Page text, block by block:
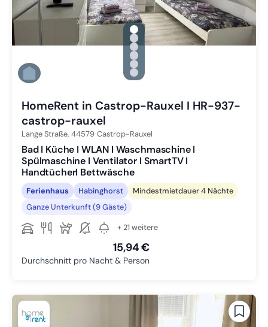
gallery.slide_selector
Zu Slide 1 wechseln
Zu Slide 2 wechseln
Zu Slide 3 wechseln
Zu Slide 4 wechseln
Zu Slide 5 wechseln
Zu Slide 6 wechseln
HomeRent in Castrop-Rauxel I HR-937-
castrop-rauxel
Lange Straße, 44579 Castrop-Rauxel
Bad I Küche I WLAN I Waschmaschine I
Spülmaschine I Ventilator I SmartTV I
HandtücherI Bettwäsche
Ferienhaus Habinghorst
Mindestmietdauer 4 Nächte
Ganze Unterkunft (9 Gäste)
+ 21 weitere
15,94 €
Durchschnitt pro Nacht & Person